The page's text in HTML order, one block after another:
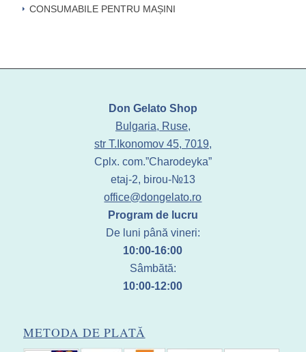
CONSUMABILE PENTRU MAȘINI
Don Gelato Shop
Bulgaria, Ruse,
str T.Ikonomov 45, 7019,
Cplx. com.”Charodeyka”
etaj-2, birou-№13
office@dongelato.ro
Program de lucru
De luni până vineri:
10:00-16:00
Sâmbătă:
10:00-12:00
METODA DE PLATĂ